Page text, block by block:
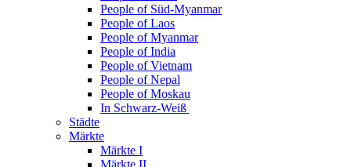
People of Süd-Myanmar
People of Laos
People of Myanmar
People of India
People of Vietnam
People of Nepal
People of Moskau
In Schwarz-Weiß
Städte
Märkte
Märkte I
Märkte II